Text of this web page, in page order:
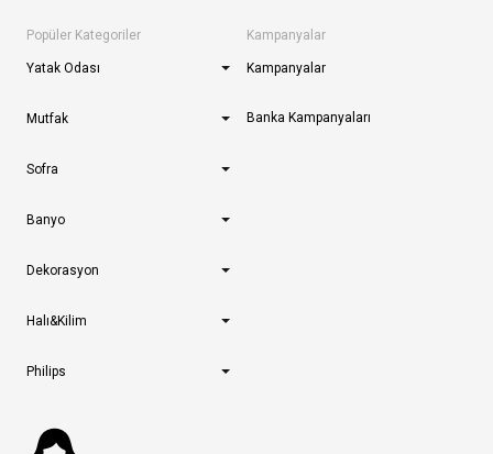
Popüler Kategoriler
Yatak Odası
Mutfak
Sofra
Banyo
Dekorasyon
Halı&Kilim
Philips
Kampanyalar
Kampanyalar
Banka Kampanyaları